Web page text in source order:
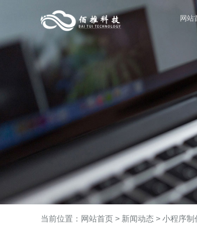
网站
当前位置： 网站首页> 新闻动态 > 小程序制